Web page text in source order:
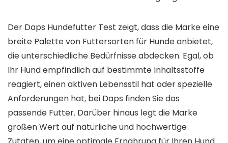
Der Daps Hundefutter Test zeigt, dass die Marke eine
breite Palette von Futtersorten für Hunde anbietet,
die unterschiedliche Bedürfnisse abdecken. Egal, ob
Ihr Hund empfindlich auf bestimmte Inhaltsstoffe
reagiert, einen aktiven Lebensstil hat oder spezielle
Anforderungen hat, bei Daps finden Sie das
passende Futter. Darüber hinaus legt die Marke
großen Wert auf natürliche und hochwertige